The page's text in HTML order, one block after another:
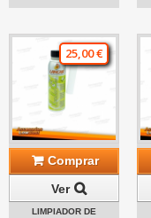
25,00 €
Comprar
Ver
LIMPIADOR DE